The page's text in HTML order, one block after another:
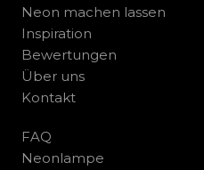
Neon machen lassen
Inspiration
Bewertungen
Über uns
Kontakt
FAQ
Neonlampe